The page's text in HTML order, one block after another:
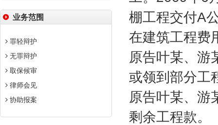
业务范围
罪轻辩护
无罪辩护
取保候审
律师会见
协助报案
棚工程交付A
在建筑工程费
原告叶某、游
或领到部分工
原告叶某、游
剩余工程款。